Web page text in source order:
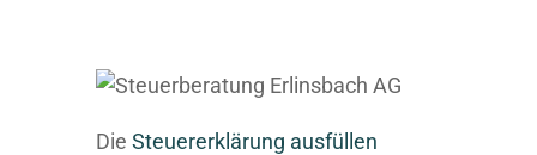
Die Steuererklärung ausfüllen